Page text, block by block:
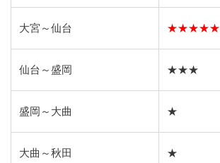
大宮～仙台 ★★★★★
仙台～盛岡 ★★★
盛岡～大曲 ★
大曲～秋田 ★